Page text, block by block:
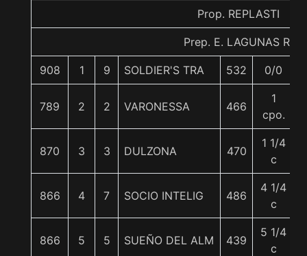
Prop. REPLASTI
Prep. E. LAGUNAS R.
908 1 9 SOLDIER'S TRA 532 0/0
789 2 2 VARONESSA 466
1
cpo.
870 3 3 DULZONA 470
1 1/4
c
866 4 7 SOCIO INTELIG 486
4 1/4
c
866 5 5 SUEÑO DEL ALM 439
5 1/4
c